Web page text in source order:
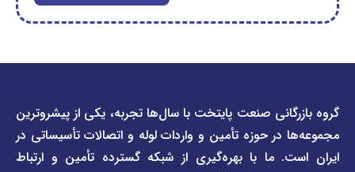
صنعت پایتخت با سال‌ها تجربه، یکی از پیشروترین
حوزه تأمین و واردات لوله و اتصالات تأسیساتی در
ما با بهره‌گیری از شبکه گسترده تأمین و ارتباط
دسترسی
سریع
صفحه
لیست
دسترسی
سریع
درباره
ما